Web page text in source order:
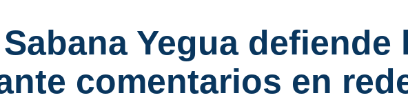
Yegua defiende
comentarios en